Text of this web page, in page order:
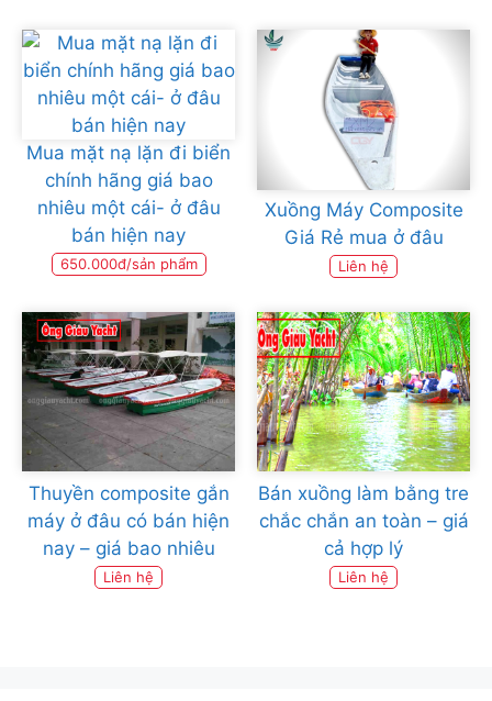
Mua mặt nạ lặn đi biển
chính hãng giá bao
nhiêu một cái- ở đâu
bán hiện nay
650.000đ/sản phẩm
Xuồng Máy Composite
Giá Rẻ mua ở đâu
Liên hệ
Thuyền composite gắn
máy ở đâu có bán hiện
nay – giá bao nhiêu
Liên hệ
Bán xuồng làm bằng tre
chắc chắn an toàn – giá
cả hợp lý
Liên hệ